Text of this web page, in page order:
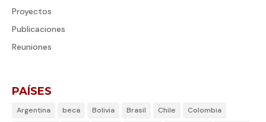
Proyectos
Publicaciones
Reuniones
PAÍSES
Argentina beca Bolivia Brasil Chile
Colombia